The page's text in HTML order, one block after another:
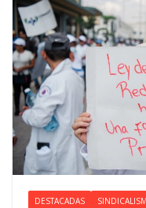
DESTACADAS